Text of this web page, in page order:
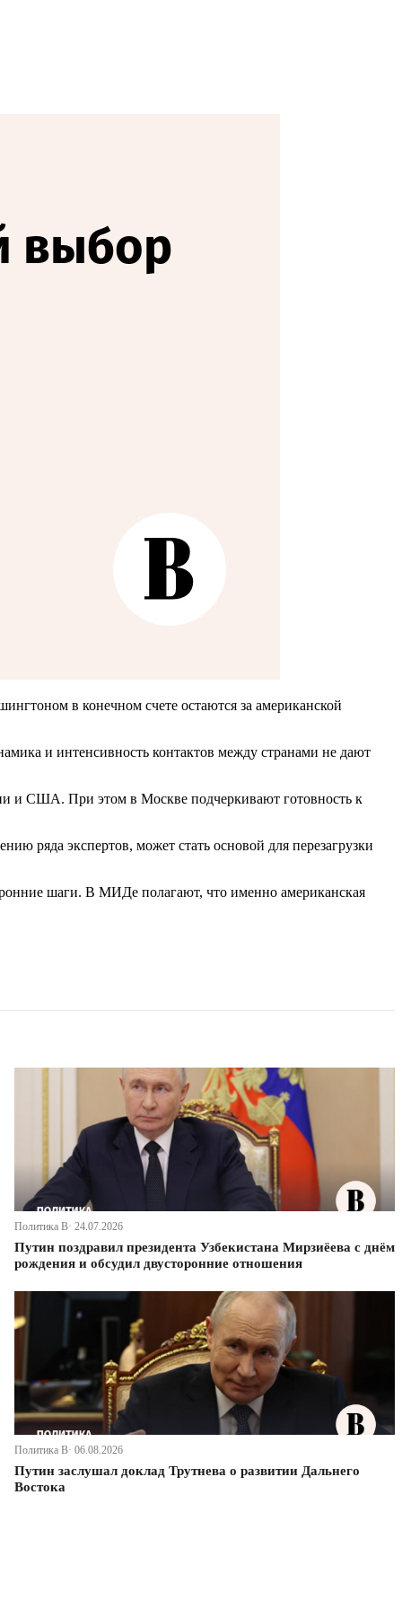
в конечном счете остаются за американской
и интенсивность контактов между странами не дают
и США. При этом в Москве подчеркивают готовность к
ряда экспертов, может стать основой для перезагрузки
шаги. В МИДе полагают, что именно американская
Политика В· 24.07.2026
Путин поздравил президента Узбекистана Мирзиёева с днём
рождения и обсудил двусторонние отношения
Политика В· 06.08.2026
Путин заслушал доклад Трутнева о развитии Дальнего
Востока